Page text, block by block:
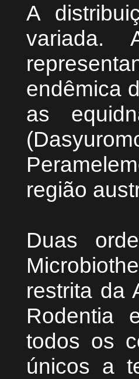
A
variada.
endêmica
as
região
Duas
restrita da
Rodentia
todos os
únicos a